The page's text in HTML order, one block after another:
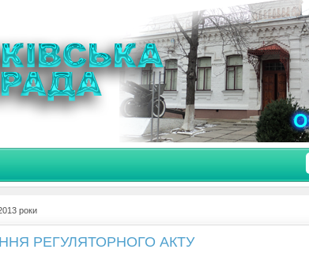
роки
РЕГУЛЯТОРНОГО АКТУ